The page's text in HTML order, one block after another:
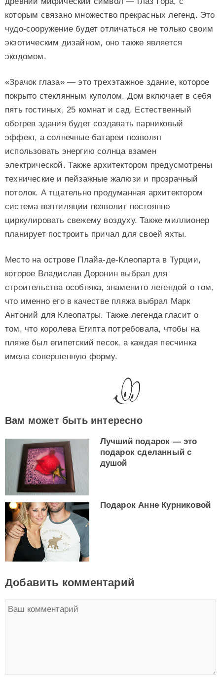
которым связано множество прекрасных легенд. Это
чудо-сооружение будет отличаться не только своим
экзотическим дизайном, оно также является
экодомом.
«Зрачок глаза» — это трехэтажное здание, которое
покрыто стеклянным куполом. Дом включает в себя
пять гостиных, 25 комнат и сад. Естественный
обогрев здания будет создавать парниковый
эффект, а солнечные батареи позволят
использовать энергию солнца взамен
электрической. Также архитектором предусмотрены
технические и пейзажные жалюзи и прозрачный
потолок. А тщательно продуманная архитектором
система вентиляции позволит постоянно
циркулировать свежему воздуху. Также миллионер
планирует построить причал для своей яхты.
Место на острове Плайа-де-Клеопарта в Турции,
которое Владислав Доронин выбрал для
строительства особняка, знаменито легендой о том,
что именно его в качестве пляжа выбрал Марк
Антоний для Клеопатры. Также легенда гласит о
том, что королева Египта потребовала, чтобы на
пляже был египетский песок, а каждая песчинка
имела совершенную форму.
Вам может быть интересно
Лучший подарок — это
подарок сделанный с
душой
Подарок Анне Курниковой
Добавить комментарий